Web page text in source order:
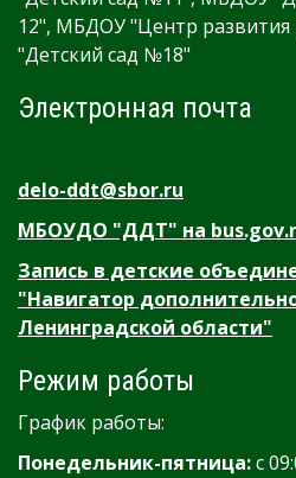
12", МБДОУ "Центр
"Детский сад №18"
Электронная почта
delo-ddt@sbor.ru
МБОУДО "ДДТ" на
Запись в детские
"Навигатор
Ленинградской области"
Режим работы
График работы:
Понедельник-пятница:с